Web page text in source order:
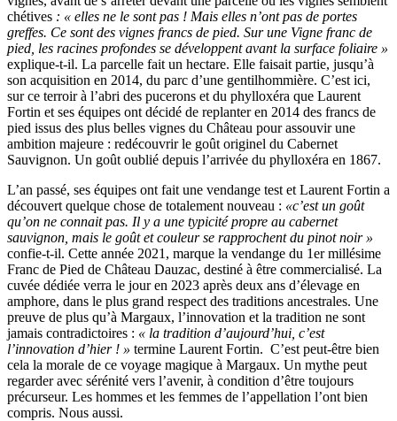
chétives : « elles ne le sont pas ! Mais elles n’ont pas de portes
greffes. Ce sont des vignes francs de pied. Sur une Vigne franc de
pied, les racines profondes se développent avant la surface foliaire »
explique-t-il. La parcelle fait un hectare. Elle faisait partie, jusqu’à
son acquisition en 2014, du parc d’une gentilhommière. C’est ici,
sur ce terroir à l’abri des pucerons et du phylloxéra que Laurent
Fortin et ses équipes ont décidé de replanter en 2014 des francs de
pied issus des plus belles vignes du Château pour assouvir une
ambition majeure : redécouvrir le goût originel du Cabernet
Sauvignon. Un goût oublié depuis l’arrivée du phylloxéra en 1867.
L’an passé, ses équipes ont fait une vendange test et Laurent Fortin a
découvert quelque chose de totalement nouveau : «c’est un goût
qu’on ne connait pas. Il y a une typicité propre au cabernet
sauvignon, mais le goût et couleur se rapprochent du pinot noir »
confie-t-il. Cette année 2021, marque la vendange du 1er millésime
Franc de Pied de Château Dauzac, destiné à être commercialisé. La
cuvée dédiée verra le jour en 2023 après deux ans d’élevage en
amphore, dans le plus grand respect des traditions ancestrales. Une
preuve de plus qu’à Margaux, l’innovation et la tradition ne sont
jamais contradictoires : « la tradition d’aujourd’hui, c’est
l’innovation d’hier ! » termine Laurent Fortin. C’est peut-être bien
cela la morale de ce voyage magique à Margaux. Un mythe peut
regarder avec sérénité vers l’avenir, à condition d’être toujours
précurseur. Les hommes et les femmes de l’appellation l’ont bien
compris. Nous aussi.